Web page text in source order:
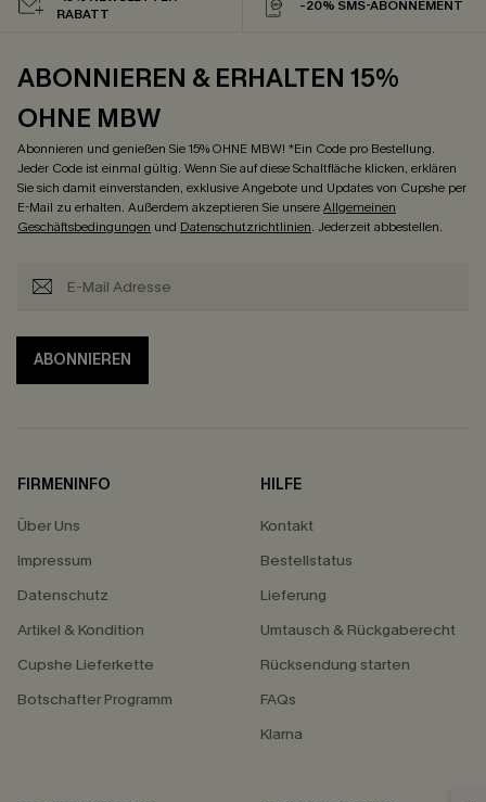
RABATT
-20% SMS-ABONNEMENT
ABONNIEREN & ERHALTEN 15%
OHNE MBW
Abonnieren und genießen Sie 15% OHNE MBW! *Ein Code pro Bestellung.
Jeder Code ist einmal gültig. Wenn Sie auf diese Schaltfläche klicken, erklären
Sie sich damit einverstanden, exklusive Angebote und Updates von Cupshe per
E-Mail zu erhalten. Außerdem akzeptieren Sie unsereAllgemeinen
Geschäftsbedingungen und Datenschutzrichtlinien. Jederzeit abbestellen.
ABONNIEREN
FIRMENINFO
Über Uns
Impressum
Datenschutz
Artikel & Kondition
Cupshe Lieferkette
Botschafter Programm
HILFE
Kontakt
Bestellstatus
Lieferung
Umtausch & Rückgaberecht
Rücksendung starten
FAQs
Klarna